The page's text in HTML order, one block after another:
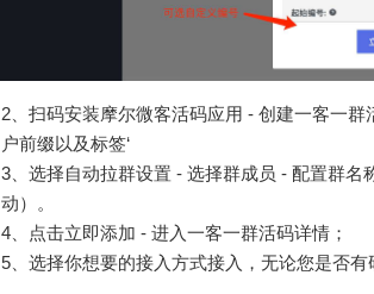
2、扫码安装摩尔微客活码应用 - 创建一客一
户前缀以及标签‘
3、选择自动拉群设置 - 选择群成员 - 配置群
动）。
4、点击立即添加 - 进入一客一群活码详情；
5、选择你想要的接入方式接入，无论您是否有